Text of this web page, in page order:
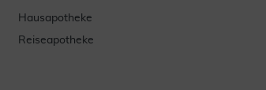
Hausapotheke
Reiseapotheke